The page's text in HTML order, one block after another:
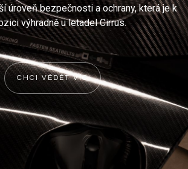
úroveň bezpečnosti a ochrany, která je k
výhradně u letadel Cirrus.
CHCI VĚDĚT VÍC